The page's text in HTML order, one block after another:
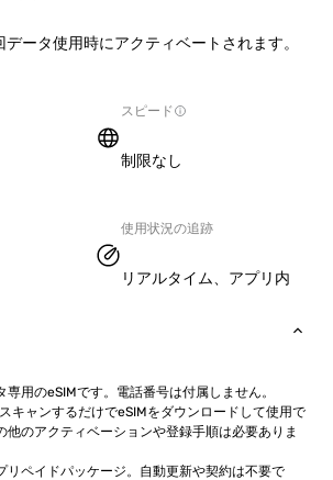
ータ使用時にアクティベートされます。
スピード
制限なし
使用状況の追跡
リアルタイム、アプリ内
専用のeSIMです。電話番号は付属しません。
キャンするだけでeSIMをダウンロードして使用で
他のアクティベーションや登録手順は必要ありま
リペイドパッケージ。自動更新や契約は不要で